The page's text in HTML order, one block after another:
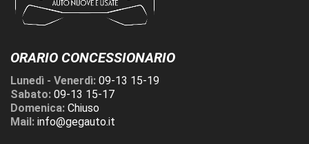
ORARIO CONCESSIONARIO
Lunedì - Venerdì: 09-13 15-19
Sabato: 09-13 15-17
Domenica: Chiuso
Mail: info@gegauto.it